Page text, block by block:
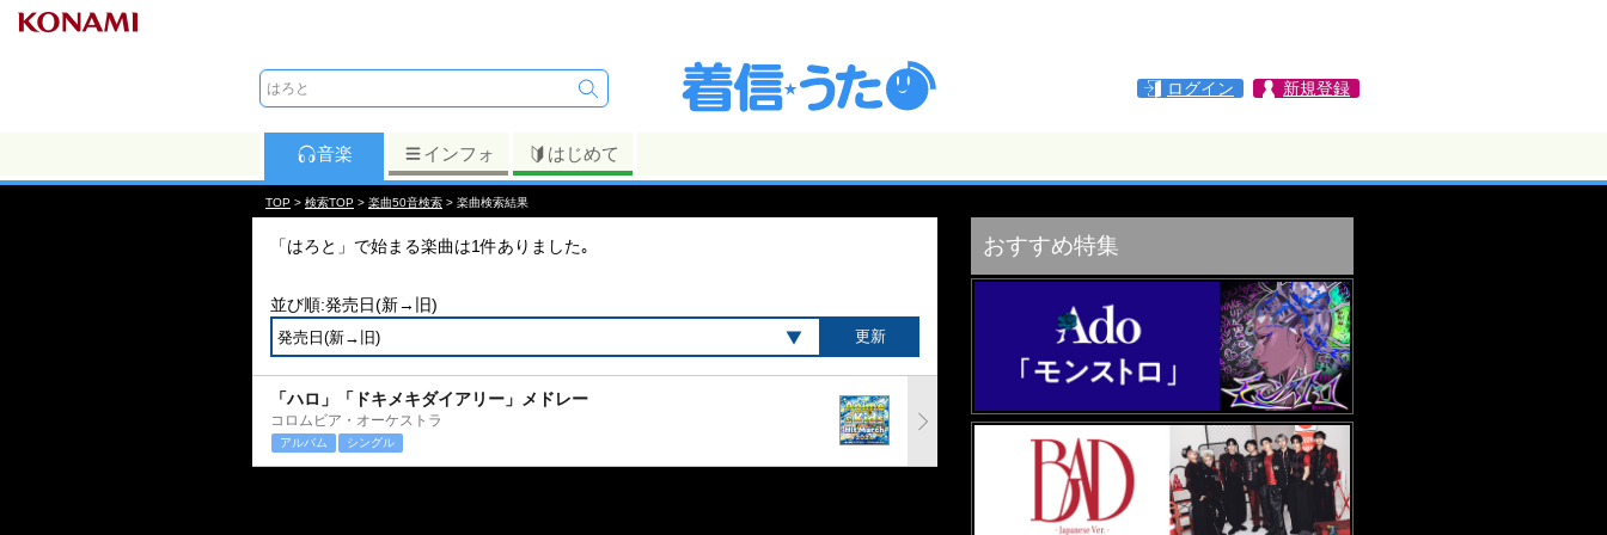
ログイン 新規登録
音楽 インフォ はじめて
TOP > 検索TOP > 楽曲50音検索 > 楽曲検索結果
「はろと」で始まる楽曲は1件ありました｡
並び順:発売日(新→旧)
「ハロ」「ドキメキダイアリー」メドレー
コロムビア・オーケストラ
アルバム シングル
おすすめ特集